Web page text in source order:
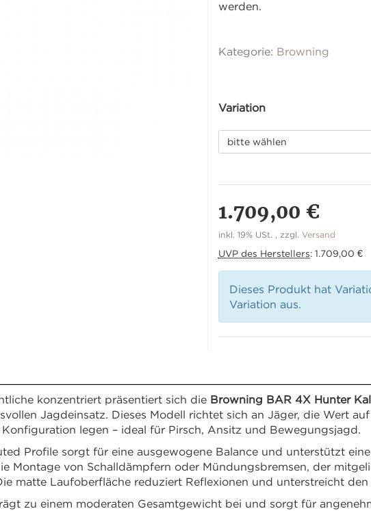
werden.
Kategorie: Browning
Variation
bitte wählen
1.709,00 €
inkl. 19% USt. , zzgl. Versand
UVP des Herstellers: 1.709,00 €
Dieses Produkt hat
Variation aus.
konzentriert präsentiert sich die Browning BAR 4X Hunter
Jagdeinsatz. Dieses Modell richtet sich an Jäger, die Wert
legen – ideal für Pirsch, Ansitz und Bewegungsjagd.
Profile sorgt für eine ausgewogene Balance und unterstützt
Montage von Schalldämpfern oder Mündungsbremsen, der
matte Laufoberfläche reduziert Reflexionen und unterstreicht
zu einem moderaten Gesamtgewicht bei und sorgt für